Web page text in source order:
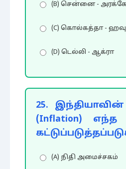
(B) சென்னை -
(C) கொல்கத்தா -
(D) டெல்லி - ஆக்ரா
25.
(Inflation)
(A) நிதி அமைச்சகம்